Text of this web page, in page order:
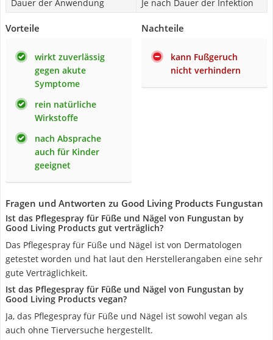
Dauer der Anwendung Je nach Dauer der Infektion
Vorteile
wirkt zuverlässig
gegen akute
Symptome
rein natürliche
Wirkstoffe
nach Absprache
auch für Kinder
geeignet
Nachteile
kann Fußgeruch
nicht verhindern
Fragen und Antworten zu Good Living Products Fungustan
Ist das Pflegespray für Füße und Nägel von Fungustan by
Good Living Products gut verträglich?
Das Pflegespray für Füße und Nägel ist von Dermatologen
getestet worden und hat laut den Herstellerangaben eine sehr
gute Verträglichkeit.
Ist das Pflegespray für Füße und Nägel von Fungustan by
Good Living Products vegan?
Ja, das Pflegespray für Füße und Nägel ist sowohl vegan als
auch ohne Tierversuche hergestellt.